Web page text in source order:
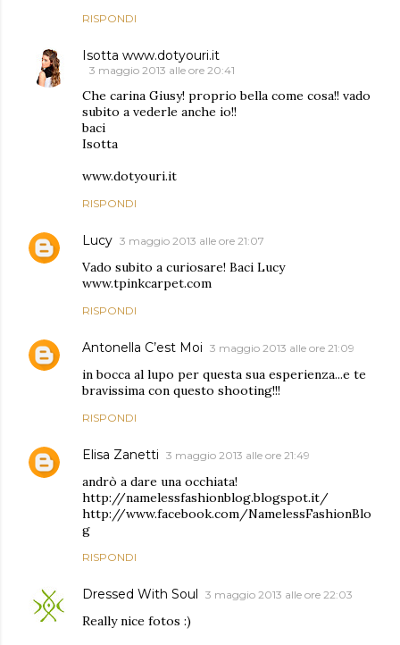
RISPONDI
Isotta www.dotyouri.it
3 maggio 2013 alle ore 20:41
Che carina Giusy! proprio bella come cosa!! vado
subito a vederle anche io!!
baci
Isotta
www.dotyouri.it
RISPONDI
Lucy 3 maggio 2013 alle ore 21:07
Vado subito a curiosare! Baci Lucy
www.tpinkcarpet.com
RISPONDI
Antonella C’est Moi 3 maggio 2013 alle ore 21:09
in bocca al lupo per questa sua esperienza...e te
bravissima con questo shooting!!!
RISPONDI
Elisa Zanetti 3 maggio 2013 alle ore 21:49
andrò a dare una occhiata!
http://namelessfashionblog.blogspot.it/
http://www.facebook.com/NamelessFashionBlo
g
RISPONDI
Dressed With Soul 3 maggio 2013 alle ore 22:03
Really nice fotos :)